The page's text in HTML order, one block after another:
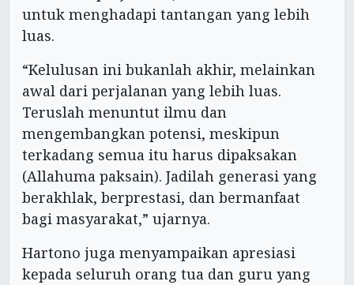
untuk menghadapi tantangan yang lebih
luas.
“Kelulusan ini bukanlah akhir, melainkan
awal dari perjalanan yang lebih luas.
Teruslah menuntut ilmu dan
mengembangkan potensi, meskipun
terkadang semua itu harus dipaksakan
(Allahuma paksain). Jadilah generasi yang
berakhlak, berprestasi, dan bermanfaat
bagi masyarakat,” ujarnya.
Hartono juga menyampaikan apresiasi
kepada seluruh orang tua dan guru yang